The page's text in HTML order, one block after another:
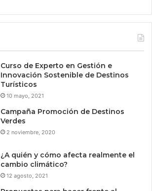
Curso de Experto en Gestión e
Innovación Sostenible de Destinos
Turísticos
10 mayo, 2021
Campaña Promoción de Destinos
Verdes
2 noviembre, 2020
¿A quién y cómo afecta realmente el
cambio climático?
12 agosto, 2021